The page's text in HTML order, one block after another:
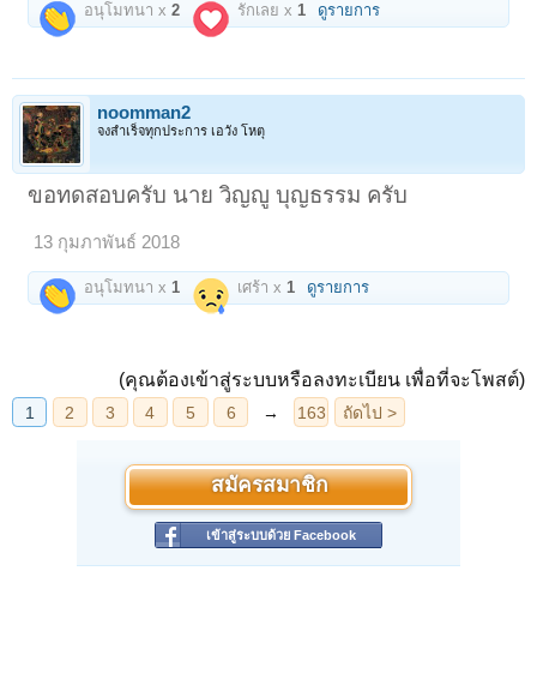
อนุโมทนา x2 รักเลย x1 ดูรายการ
noomman2
จงสำเร็จทุกประการ เอวัง โหตุ
ขอทดสอบครับ นาย วิญญู บุญธรรม ครับ
13 กุมภาพันธ์ 2018
อนุโมทนา x1 เศร้า x1 ดูรายการ
(คุณต้องเข้าสู่ระบบหรือลงทะเบียน เพื่อที่จะโพสต์)
สมัครสมาชิก
เข้าสู่ระบบด้วย Facebook